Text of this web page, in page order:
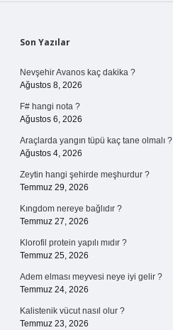
Sidebar
Son Yazılar
Nevşehir Avanos kaç dakika ?
Ağustos 8, 2026
F# hangi nota ?
Ağustos 6, 2026
Araçlarda yangın tüpü kaç tane olmalı ?
Ağustos 4, 2026
Zeytin hangi şehirde meşhurdur ?
Temmuz 29, 2026
Kıngdom nereye bağlıdır ?
Temmuz 27, 2026
Klorofil protein yapılı mıdır ?
Temmuz 25, 2026
Adem elması meyvesi neye iyi gelir ?
Temmuz 24, 2026
Kalistenik vücut nasıl olur ?
Temmuz 23, 2026